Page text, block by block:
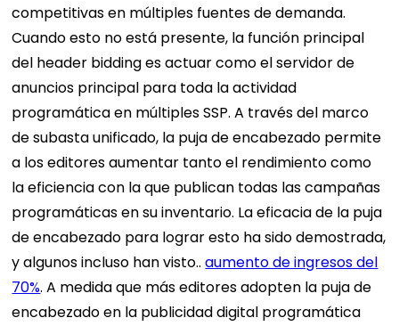
competitivas en múltiples fuentes de demanda.
Cuando esto no está presente, la función principal
del header bidding es actuar como el servidor de
anuncios principal para toda la actividad
programática en múltiples SSP. A través del marco
de subasta unificado, la puja de encabezado permite
a los editores aumentar tanto el rendimiento como
la eficiencia con la que publican todas las campañas
programáticas en su inventario. La eficacia de la puja
de encabezado para lograr esto ha sido demostrada,
y algunos incluso han visto..aumento de ingresos del
70%. A medida que más editores adopten la puja de
encabezado en la publicidad digital programática